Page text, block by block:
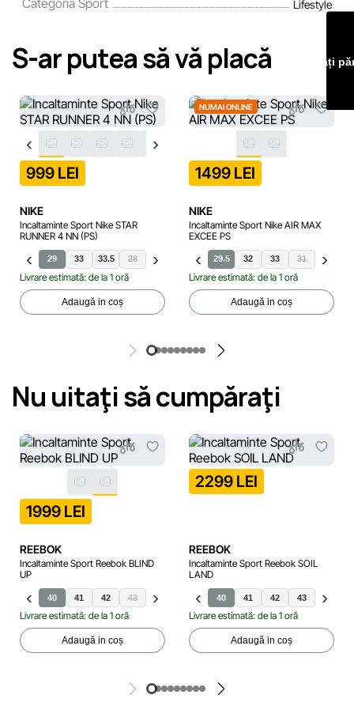
Echipa noastră verifică și actualizează periodic informațiile
erori în cel mai scurt termen rezonabil.
Categoria Sport Lifestyle
S-ar putea să vă placă
999 LEI
NIKE
Incaltaminte Sport Nike STAR
RUNNER 4 NN (PS)
29 33 33.5 28 31 34 35
Livrare estimată: de la 1 oră
Adaugă in coș
NUMAI ONLINE
1499 LEI
NIKE
Incaltaminte Sport Nike AIR MAX
EXCEE PS
28 29.5 32 33 31 33.5
Livrare estimată: de la 1 oră
Adaugă in coș
Nu uitaţi să cumpăraţi
1999 LEI
REEBOK
Incaltaminte Sport Reebok BLIND
UP
40 41 42 43 44
Livrare estimată: de la 1 oră
Adaugă in coș
2299 LEI
REEBOK
Incaltaminte Sport Reebok SOIL
LAND
40 41 42 43 44
Livrare estimată: de la 1 oră
Adaugă in coș
Lăsați